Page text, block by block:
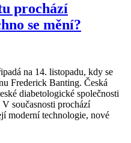
prochází
se mění?
na 14. listopadu, kdy se
Frederick Banting. Česká
diabetologické společnosti
současnosti prochází
moderní technologie, nové